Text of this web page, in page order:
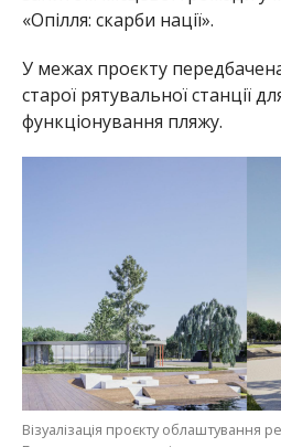
«Опілля: скарби нації».
У межах проєкту
старої рятувальної станції
функціонування пляжу.
Візуалізація проєкту облаштування